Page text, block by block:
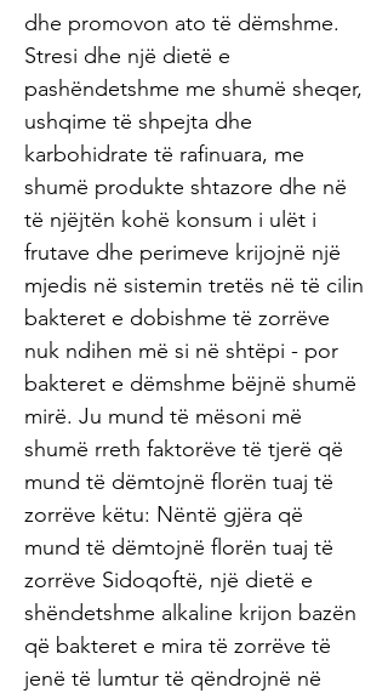
dhe promovon ato të dëmshme.
Stresi dhe një dietë e
pashëndetshme me shumë sheqer,
ushqime të shpejta dhe
karbohidrate të rafinuara, me
shumë produkte shtazore dhe në
të njëjtën kohë konsum i ulët i
frutave dhe perimeve krijojnë një
mjedis në sistemin tretës në të cilin
bakteret e dobishme të zorrëve
nuk ndihen më si në shtëpi - por
bakteret e dëmshme bëjnë shumë
mirë. Ju mund të mësoni më
shumë rreth faktorëve të tjerë që
mund të dëmtojnë florën tuaj të
zorrëve këtu: Nëntë gjëra që
mund të dëmtojnë florën tuaj të
zorrëve Sidoqoftë, një dietë e
shëndetshme alkaline krijon bazën
që bakteret e mira të zorrëve të
jenë të lumtur të qëndrojnë në